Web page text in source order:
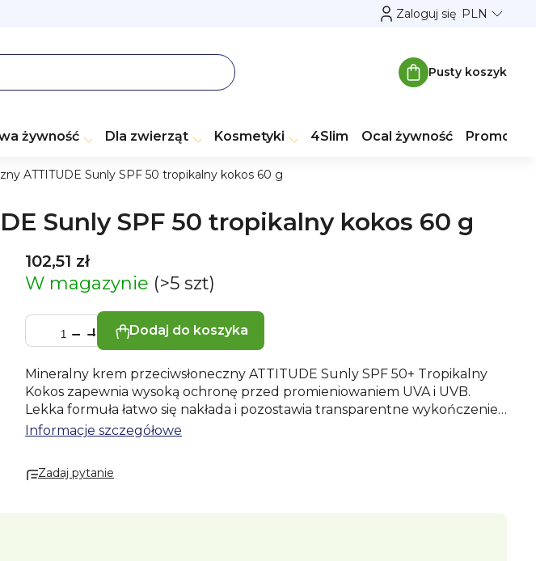
PLN
Zaloguj się
Koszyk
Pusty koszyk
żywność Dla zwierząt Kosmetyki 4Slim Ocal żywność Promocje
ATTITUDE Sunly SPF 50 tropikalny kokos 60 g
Sunly SPF 50 tropikalny kokos 60 g
102,51 zł
W magazynie (>5 szt)
Dodaj do koszyka
Mineralny krem przeciwsłoneczny ATTITUDE Sunly SPF 50+ Tropikalny
Kokos zapewnia wysoką ochronę przed promieniowaniem UVA i UVB.
Lekka formuła łatwo się nakłada i pozostawia transparentne wykończenie
bez wyraźnego białego filmu. Mineralny filtr z tlenkiem cynku bez
i twarz. Produkt zawiera 99% składników pochodzenia naturalnego, jest
Informacje szczegółowe
Zadaj pytanie